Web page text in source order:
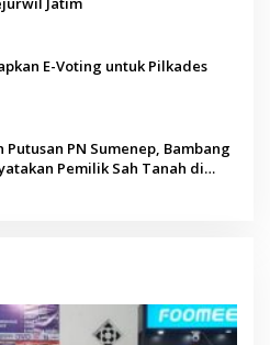
E-Voting untuk Pilkades
Putusan PN Sumenep, Bambang
Pemilik Sah Tanah di